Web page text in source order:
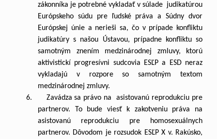
zákonníka je potrebné vykladať v súlade judikatúrou
Európskeho súdu pre ľudské práva a Súdny dvor
Európskej únie a nerieši sa, čo v prípade konfliktu
judikatúry s našou Ústavou, prípadne konfliktu so
samotným znením medzinárodnej zmluvy, ktorú
aktivistickí progresívni sudcovia ESĽP a ESD neraz
vykladajú v rozpore so samotným textom
medzinárodnej zmluvy.
6. Zavádza sa právo na asistovanú reprodukciu pre
partnerov. To bude viesť k zakotveniu práva na
asistovanú reprodukciu pre homosexuálnych
partnerov. Dôvodom je rozsudok ESĽP X v. Rakúsko,